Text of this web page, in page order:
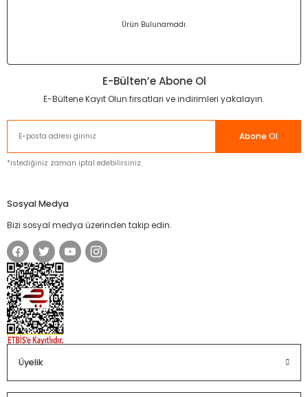
Ürün Bulunamadı.
E-Bülten’e Abone Ol
E-Bültene Kayıt Olun fırsatları ve indirimleri yakalayın.
Abone Ol
*istediğiniz zaman iptal edebilirsiniz.
Sosyal Medya
Bizi sosyal medya üzerinden takip edin.
Üyelik